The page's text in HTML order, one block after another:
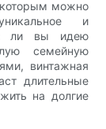
которым можно
и
ли вы идею
семейную
винтажная
длительные
на долгие